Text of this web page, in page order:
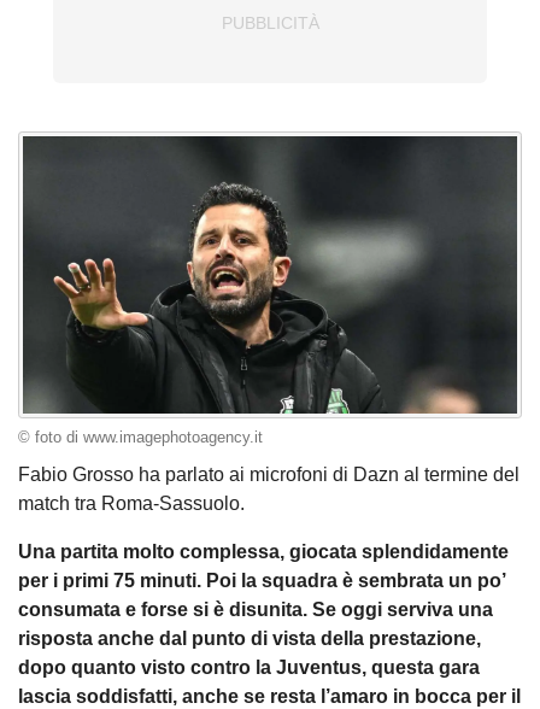
© foto di www.imagephotoagency.it
Fabio Grosso ha parlato ai microfoni di Dazn al termine del
match tra Roma-Sassuolo.
Una partita molto complessa, giocata splendidamente
per i primi 75 minuti. Poi la squadra è sembrata un po’
consumata e forse si è disunita. Se oggi serviva una
risposta anche dal punto di vista della prestazione,
dopo quanto visto contro la Juventus, questa gara
lascia soddisfatti, anche se resta l’amaro in bocca per il